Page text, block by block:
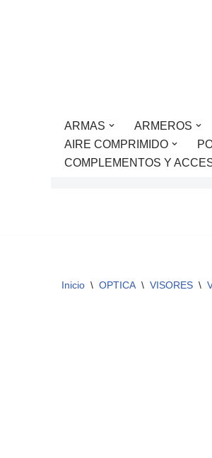
ARMAS ARMEROS
AIRE COMPRIMIDO
COMPLEMENTOS Y
Inicio \ OPTICA \ VISORES \